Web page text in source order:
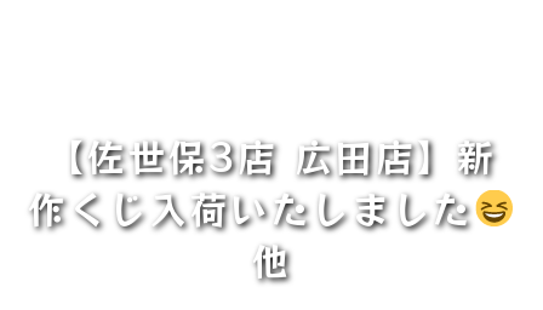
【佐世保3店 広田店】新
作くじ入荷いたしました
他